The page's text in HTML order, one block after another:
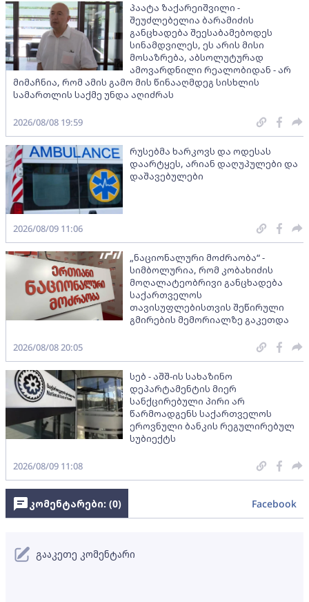
პაატა ზაქარეიშვილი -
შეუძლებელია ბარამიძის
განცხადება შეესაბამებოდეს
სინამდვილეს, ეს არის მისი
მოსაზრება, აბსოლუტურად
ამოვარდნილი რეალობიდან - არ
მიმაჩნია, რომ ამის გამო მის წინააღმდეგ სისხლის
სამართლის საქმე უნდა აღიძრას
2026/08/08 19:59
რუსებმა ხარკოვს და ოდესას
დაარტყეს, არიან დაღუპულები და
დაშავებულები
2026/08/09 11:06
„ნაციონალური მოძრაობა“ -
სიმბოლურია, რომ კობახიძის
მოღალატეობრივი განცხადება
საქართველოს
თავისუფლებისთვის შეწირული
გმირების მემორიალზე გაკეთდა
2026/08/08 20:05
სებ - აშშ-ის სახაზინო
დეპარტამენტის მიერ
სანქცირებული პირი არ
წარმოადგენს საქართველოს
ეროვნული ბანკის რეგულირებულ
სუბიექტს
2026/08/09 11:08
კომენტარები: (0) Facebook
გააკეთე კომენტარი